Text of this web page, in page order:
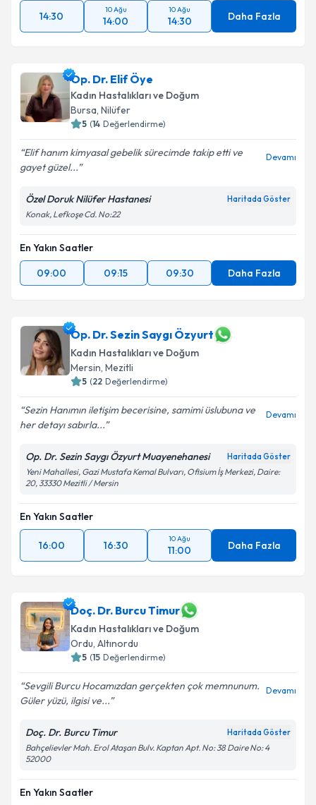
14:30
10 Ağu
14:00
10 Ağu
14:30 Daha Fazla
Op. Dr. Elif Öye
Kadın Hastalıkları ve Doğum
Bursa, Nilüfer
5 (14 Değerlendirme)
Elif hanım kimyasal gebelik sürecimde takip etti ve
gayet güzel...
Devamı
Özel Doruk Nilüfer Hastanesi Haritada Göster
Konak, Lefkoşe Cd. No:22
En Yakın Saatler
09:00
09:15 09:30 Daha Fazla
Op. Dr. Sezin Saygı Özyurt
Kadın Hastalıkları ve Doğum
Mersin, Mezitli
5 (22 Değerlendirme)
Sezin Hanımın iletişim becerisine, samimi üslubuna ve
her detayı sabırla...
Devamı
Op. Dr. Sezin Saygı Özyurt Muayenehanesi Haritada Göster
Yeni Mahallesi, Gazi Mustafa Kemal Bulvarı, Ofisium İş Merkezi, Daire:
20, 33330 Mezitli / Mersin
En Yakın Saatler
16:00 16:30
10 Ağu
11:00 Daha Fazla
Doç. Dr. Burcu Timur
Kadın Hastalıkları ve Doğum
Ordu, Altınordu
5 (15 Değerlendirme)
Sevgili Burcu Hocamızdan gerçekten çok memnunum.
Güler yüzü, ilgisi ve...
Devamı
Doç. Dr. Burcu Timur Haritada Göster
Bahçelievler Mah. Erol Ataşan Bulv. Kaptan Apt. No: 38 Daire No: 4
52000
En Yakın Saatler